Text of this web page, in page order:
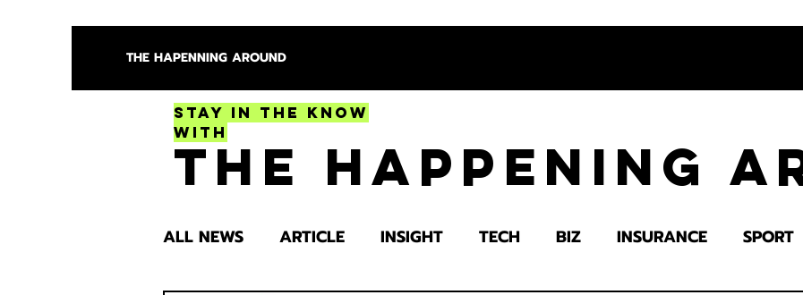
THE HAPENNING AROUND
Stay in the Know
With
The Happening
ALL NEWS ARTICLE INSIGHT TECH BIZ INSURANCE SPORT